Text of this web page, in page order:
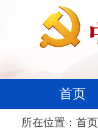
首页
所在位置： 首页